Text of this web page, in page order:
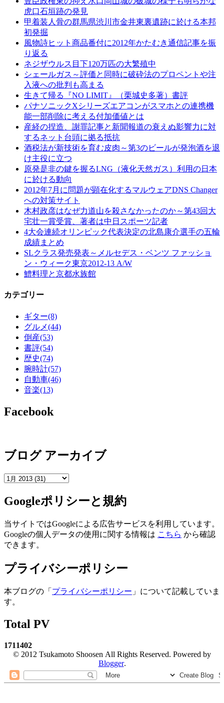
虎口石垣跡の発見
甲着装人骨の群馬県渋川市金井東裏遺跡に於ける本邦
初発掘
風物詩ヒット商品番付に2012年かたむき通信記事を振
り返る
ネジザウルス目下120万匹の大繁殖中
シェールガス～評価と同時に破砕法のプロペントや注
入液への批判も高まる
生きて帰る『NO LIMIT』（栗城史多著）書評
パナソニックXシリーズエアコンがスマホとの連携機
能一部削除に考える付加価値とは
産経の捏造、謝罪記事と新聞報道の衰えぬ影響力に対
するネット台頭に拠る抵抗
酒税法が新技術を育む皮肉～第3のビールが発泡酒を退
け主役に立つ
原発是非の鍵を握るLNG（液化天然ガス）利用の日本
に於ける動向
2012年7月に問題が顕在化するマルウェアDNS Changer
への対策サイト
木村政彦はなぜ力道山を殺さなかったのか～第43回大
宅壮一賞受賞、著者は中日スポーツ記者
4大会連続オリンピック代表決定の北島康介選手の五輪
成績まとめ
SLクラス発売発表～メルセデス・ベンツ ファッショ
ン・ウィーク東京2012-13 A/W
鱧料理と京都水族館
カテゴリー
ギター(8)
グルメ(44)
倒産(53)
書評(54)
歴史(74)
腕時計(57)
自動車(46)
音楽(13)
Facebook
ブログ アーカイブ
Googleポリシーと規約
当サイトではGoogleによる広告サービスを利用しています。
Googleの個人データの使用に関する情報は こちら から確認
できます。
プライバシーポリシー
本ブログの「 プライバシーポリシー 」について記載していま
す。
Total PV
1711402
© 2012 Tsukamoto Shoosen All Rights Reserved. Powered by
Blogger.